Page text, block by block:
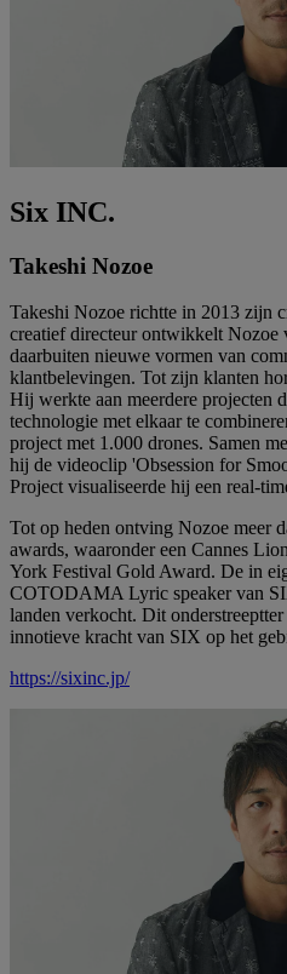
Six INC.
Takeshi Nozoe
Takeshi Nozoe richtte in 2013 zijn
creatief directeur ontwikkelt Nozoe
daarbuiten nieuwe vormen van
klantbelevingen. Tot zijn klanten
Hij werkte aan meerdere projecten
technologie met elkaar te
project met 1.000 drones. Samen
hij de videoclip 'Obsession for
Project visualiseerde hij een real-
Tot op heden ontving Nozoe meer
awards, waaronder een Cannes
York Festival Gold Award. De in
COTODAMA Lyric speaker van
landen verkocht. Dit
innotieve kracht van SIX op het
https://sixinc.jp/